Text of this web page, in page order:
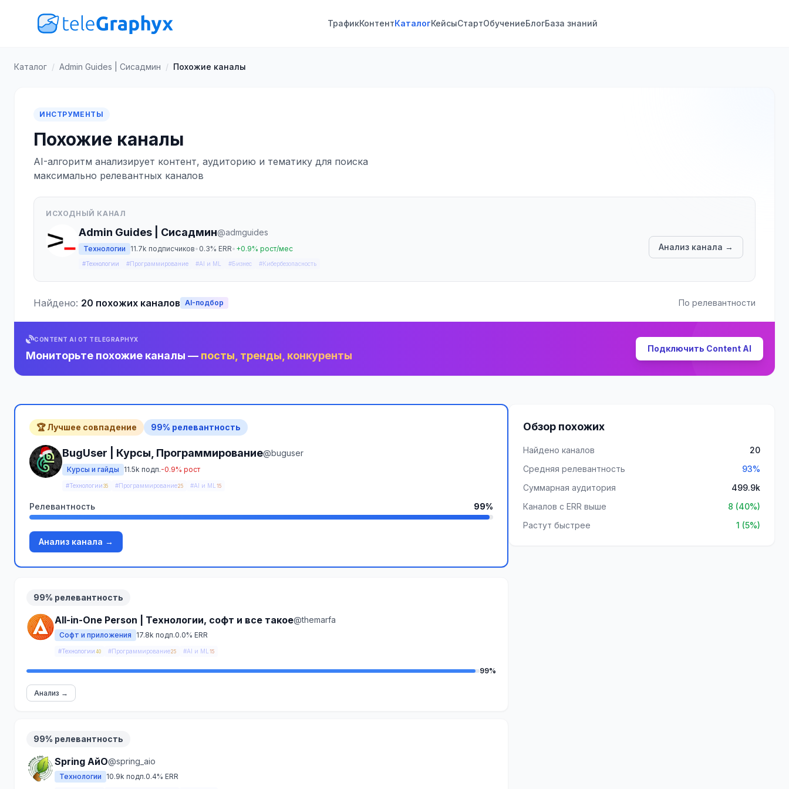
ТрафикКонтентКаталогКейсыСтартОбучениеБлогБаза знаний
Каталог / Admin Guides | Сисадмин / Похожие каналы
ИНСТРУМЕНТЫ
Похожие каналы
AI-алгоритм анализирует контент, аудиторию и тематику для поиска
максимально релевантных каналов
ИСХОДНЫЙ КАНАЛ
Admin Guides | Сисадмин@admguides
Технологии 11.7k подписчиков• 0.3% ERR• +0.9% рост/мес
#Технологии #Программирование #AI и ML #Бизнес #Кибербезопасность
Анализ канала →
Найдено: 20 похожих каналов AI-подбор По релевантности
CONTENT AI ОТ TELEGRAPHYX
Мониторьте похожие каналы — посты, тренды, конкуренты
Подключить Content AI
🏆 Лучшее совпадение 99% релевантность
BugUser | Курсы, Программирование@buguser
Курсы и гайды 11.5k подп.-0.9% рост
#Технологии 35 #Программирование25 #AI и ML 15
Релевантность 99%
Анализ канала →
99% релевантность
All-in-One Person | Технологии, софт и все такое@themarfa
Софт и приложения 17.8k подп.0.0% ERR
#Технологии 40 #Программирование25 #AI и ML 15
99%
Анализ →
99% релевантность
Spring АйО@spring_aio
Технологии 10.9k подп.0.4% ERR
Обзор похожих
Найдено каналов
20
Средняя релевантность
93%
Суммарная аудитория
499.9k
Каналов с ERR выше
8 (40%)
Растут быстрее
1 (5%)